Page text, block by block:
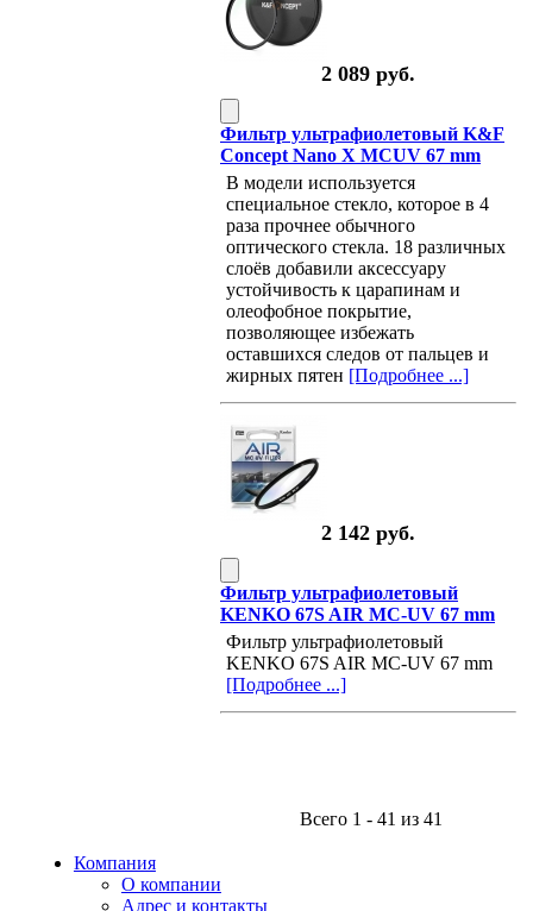
2 089 руб.
Фильтр ультрафиолетовый K&F
Concept Nano X MCUV 67 mm
В модели используется
специальное стекло, которое в 4
раза прочнее обычного
оптического стекла. 18 различных
слоёв добавили аксессуару
устойчивость к царапинам и
олеофобное покрытие,
позволяющее избежать
оставшихся следов от пальцев и
жирных пятен [Подробнее ...]
2 142 руб.
Фильтр ультрафиолетовый
KENKO 67S AIR MC-UV 67 mm
Фильтр ультрафиолетовый
KENKO 67S AIR MC-UV 67 mm
[Подробнее ...]
Всего 1 - 41 из 41
Компания
О компании
Адрес и контакты